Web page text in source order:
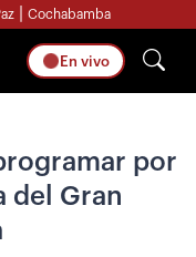
Cochabamba
En vivo
por
del Gran